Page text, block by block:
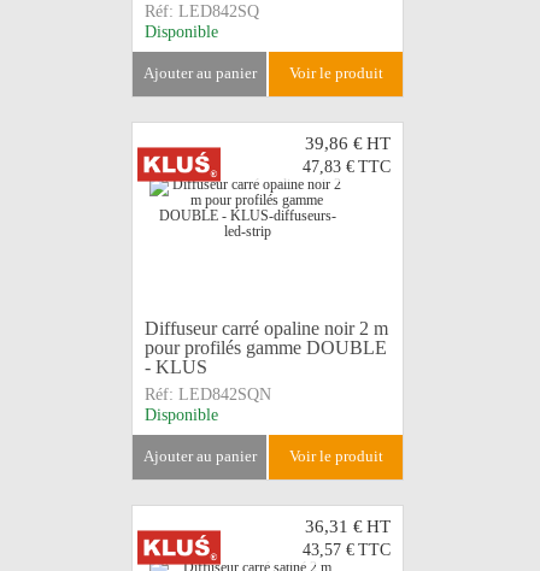
Réf: LED842SQ
Disponible
ajouter au panier voir le produit
39,86 €HT
47,83 € TTC
Diffuseur carré opaline noir 2 m
pour profilés gamme DOUBLE
- KLUS
Réf: LED842SQN
Disponible
ajouter au panier voir le produit
36,31 €HT
43,57 € TTC